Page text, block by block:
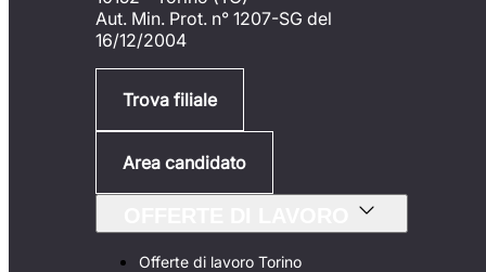
Aut. Min. Prot. n° 1207-SG del
16/12/2004
Trova filiale
Area candidato
Offerte di lavoro Torino